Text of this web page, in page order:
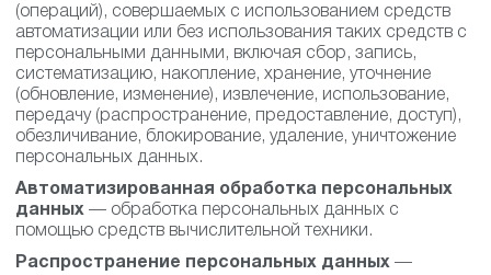
(операций), совершаемых с использованием средств
автоматизации или без использования таких средств с
персональными данными, включая сбор, запись,
систематизацию, накопление, хранение, уточнение
(обновление, изменение), извлечение, использование,
передачу (распространение, предоставление, доступ),
обезличивание, блокирование, удаление, уничтожение
персональных данных.
Автоматизированная обработка персональных
данных — обработка персональных данных с
помощью средств вычислительной техники.
Распространение персональных данных —